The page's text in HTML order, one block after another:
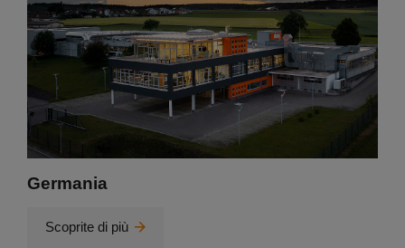
Germania
Scoprite di più